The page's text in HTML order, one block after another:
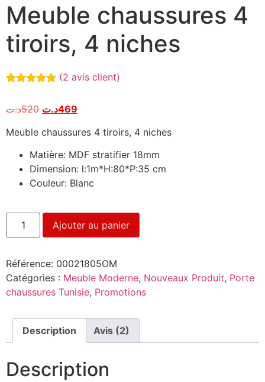
Meuble chaussures 4
tiroirs, 4 niches
basé sur
client
(2 avis client)
520د.ت 469د.ت
Meuble chaussures 4 tiroirs, 4 niches
Matière: MDF stratifier 18mm
Dimension: l:1m*H:80*P:35 cm
Couleur: Blanc
Ajouter au panier
Référence: 00021805OM
Catégories : Meuble Moderne, Nouveaux Produit, Porte
chaussures Tunisie, Promotions
Description Avis (2)
Description